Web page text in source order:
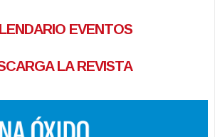
EVENTOS
LA REVISTA